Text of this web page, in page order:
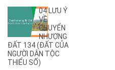
A2(7)
A3(5)
A5(8)
A6(5)
A7(17)
04 LƯU Ý
VỀ
CHUYỂN
NHƯỢNG
ĐẤT 134 (ĐẤT CỦA
NGƯỜI DÂN TỘC
THIỂU SỐ)